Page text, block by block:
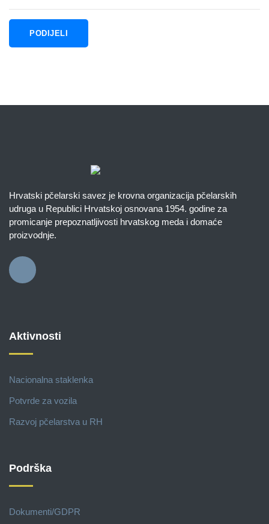
PODIJELI
Hrvatski pčelarski savez je krovna organizacija pčelarskih
udruga u Republici Hrvatskoj osnovana 1954. godine za
promicanje prepoznatljivosti hrvatskog meda i domaće
proizvodnje.
Aktivnosti
Nacionalna staklenka
Potvrde za vozila
Razvoj pčelarstva u RH
Podrška
Dokumenti/GDPR